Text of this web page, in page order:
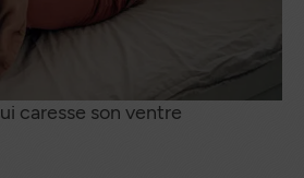
caresse son ventre